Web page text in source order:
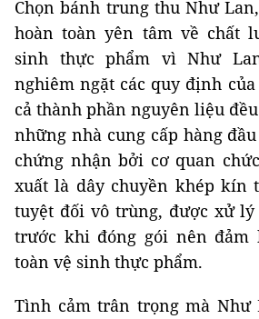
Chọn bánh trung thu Như
hoàn toàn yên tâm về chất
sinh thực phẩm vì Như
nghiêm ngặt các quy định
cả thành phần nguyên liệu
những nhà cung cấp hàng
chứng nhận bởi cơ quan
xuất là dây chuyền khép kín
tuyệt đối vô trùng, được xử
trước khi đóng gói nên đảm
toàn vệ sinh thực phẩm.
Tình cảm trân trọng mà Như